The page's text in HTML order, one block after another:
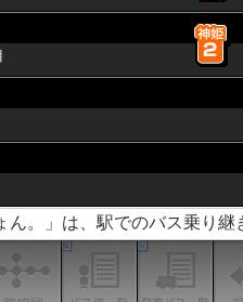
ん。」は、駅でのバス乗り